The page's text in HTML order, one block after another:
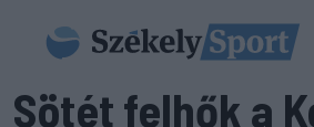
Sötét felhők a